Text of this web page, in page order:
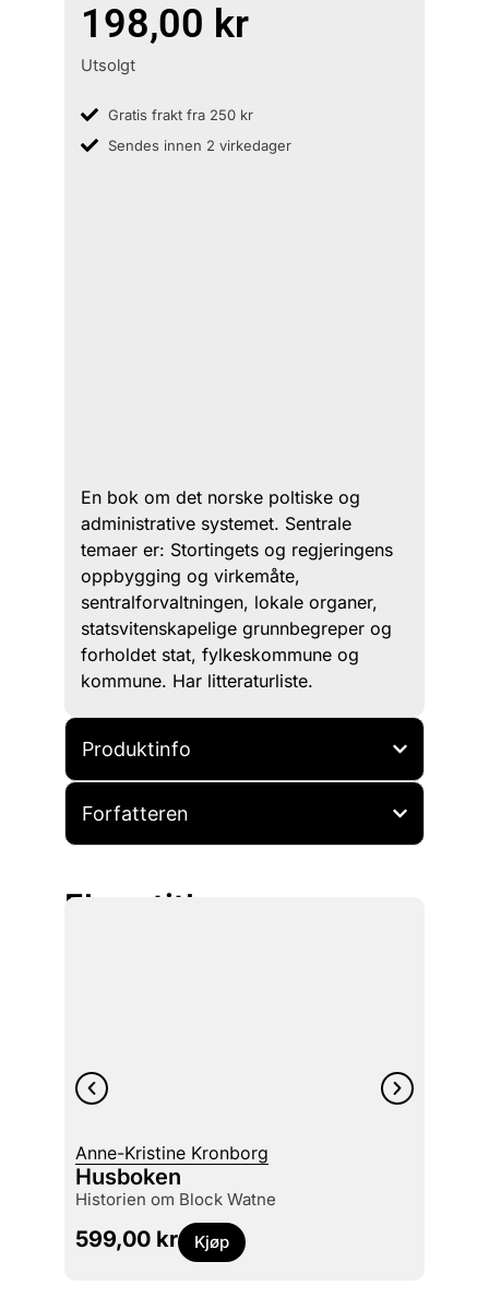
198,00 kr
Utsolgt
Gratis frakt fra 250 kr
Sendes innen 2 virkedager
En bok om det norske poltiske og
administrative systemet. Sentrale
temaer er: Stortingets og regjeringens
oppbygging og virkemåte,
sentralforvaltningen, lokale organer,
statsvitenskapelige grunnbegreper og
forholdet stat, fylkeskommune og
kommune. Har litteraturliste.
Produktinfo
Forfatteren
Flere titler
Anne-Kristine Kronborg
Husboken
historien om Block Watne
599,00 kr Kjøp